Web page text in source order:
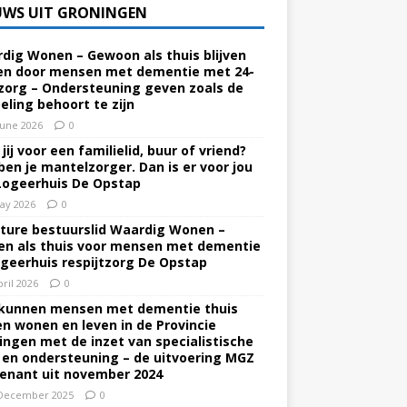
UIT GRONINGEN
Wonen – Gewoon als thuis blijven
door mensen met dementie met 24-
– Ondersteuning geven zoals de
behoort te zijn
2026 0
jij voor een familielid, buur of vriend?
je mantelzorger. Dan is er voor jou
De Opstap
2026 0
bestuurslid Waardig Wonen –
als thuis voor mensen met dementie
respijtzorg De Opstap
2026 0
mensen met dementie thuis
wonen en leven in de Provincie
met de inzet van specialistische
ondersteuning – de uitvoering MGZ
uit november 2024
2025 0